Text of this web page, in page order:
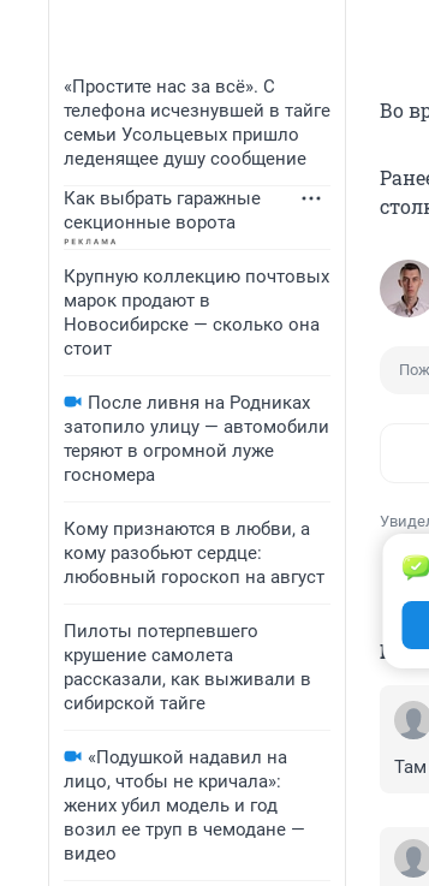
«Простите нас за всё». С
телефона исчезнувшей в тайге
семьи Усольцевых пришло
леденящее душу сообщение
Как выбрать гаражные
секционные ворота
Крупную коллекцию почтовых
марок продают в
Новосибирске — сколько она
стоит
После ливня на Родниках
затопило улицу — автомобили
теряют в огромной луже
госномера
Кому признаются в любви, а
кому разобьют сердце:
любовный гороскоп на август
Пилоты потерпевшего
крушение самолета
рассказали, как выживали в
сибирской тайге
«Подушкой надавил на
лицо, чтобы не кричала»:
жених убил модель и год
возил ее труп в чемодане —
видео
Во
Там